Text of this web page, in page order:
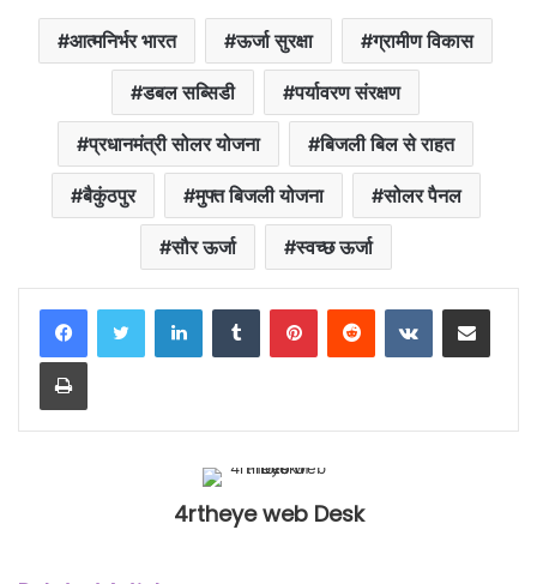
आत्मनिर्भर भारत ऊर्जा सुरक्षा ग्रामीण विकास
डबल सब्सिडी पर्यावरण संरक्षण
प्रधानमंत्री सोलर योजना बिजली बिल से राहत
बैकुंठपुर मुफ्त बिजली योजना सोलर पैनल
सौर ऊर्जा स्वच्छ ऊर्जा
LinkedInTumblr PinterestReddit VKontakteShare via Email
Print
4rtheye web Desk